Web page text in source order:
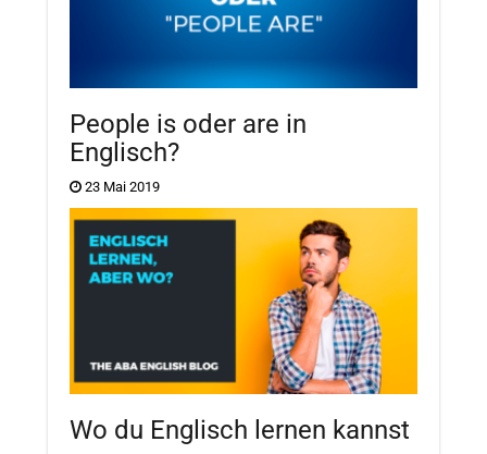
People is oder are in
Englisch?
23 Mai 2019
Wo du Englisch lernen kannst